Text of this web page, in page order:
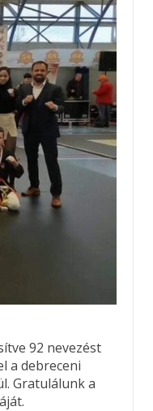
92 nevezést
a debreceni
Gratulálunk a